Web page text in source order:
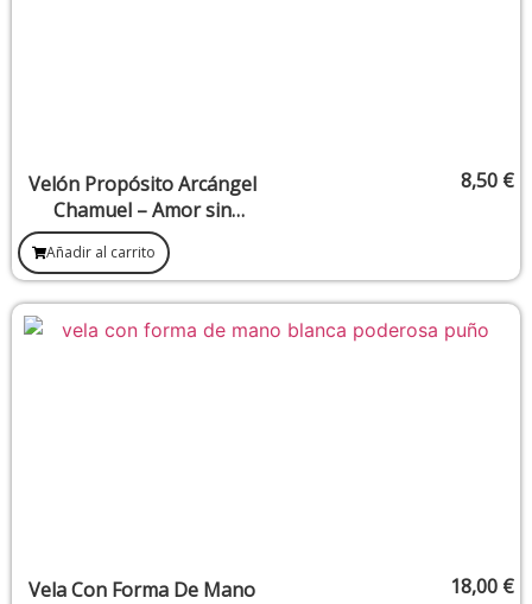
Velón Propósito Arcángel
Chamuel – Amor sin
fronteras y sanación
afectiva
8,50 €
Añadir al carrito
Vela Con Forma De Mano
18,00 €